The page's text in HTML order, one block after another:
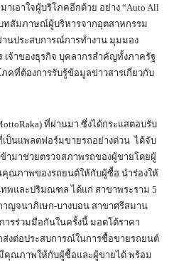
าเอาใจผู้บริโภคอีกด้วย อย่าง “Auto All
ทสัมภาษณ์ผู้บริหารจากอุตสาหกรรม
นประสบการณ์การทำงาน มุมมอง
จ้าของธุรกิจ บุคลากรสำคัญทั้งภาครัฐ
คที่ต้องการรับรู้ข้อมูลข่าวสารเกี่ยวกับ
ที่ผ่านมา ซึ่งได้กระแสตอบรับ
เป็นแพลตฟอร์มขายรถอย่างด่วน ได้จับ
ามาช่วยตรวจสภาพรถของผู้ขายโดยผู้
คุณภาพของรถยนต์ให้กับผู้ซื้อ นำร่องให้
ทพและปริมณฑล ได้แก่ สาขาพระราม 5
ญจนาภิเษก-บางบอน สาขาศรีสมาน
ารร่วมมือกันในครั้งนี้ มอตโต้ราคา
ส่งต่อประสบการณ์ในการซื้อขายรถยนต์
มีคุณภาพให้กับผู้ซื้อและผู้ขายได้ พร้อม